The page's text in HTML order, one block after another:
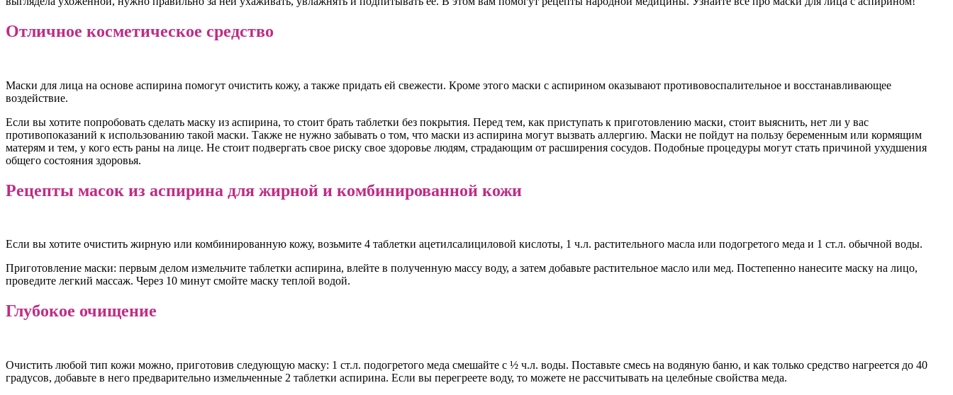
Отличное косметическое средство
Маски для лица на основе аспирина помогут очистить кожу, а также придать ей свежести. Кроме этого маски с аспирином оказывают противовоспалительное и восстанавливающее
воздействие.
Если вы хотите попробовать сделать маску из аспирина, то стоит брать таблетки без покрытия. Перед тем, как приступать к приготовлению маски, стоит выяснить, нет ли у вас
противопоказаний к использованию такой маски. Также не нужно забывать о том, что маски из аспирина могут вызвать аллергию. Маски не пойдут на пользу беременным или кормящим
матерям и тем, у кого есть раны на лице. Не стоит подвергать свое риску свое здоровье людям, страдающим от расширения сосудов. Подобные процедуры могут стать причиной ухудшения
общего состояния здоровья.
Рецепты масок из аспирина для жирной и комбинированной кожи
Если вы хотите очистить жирную или комбинированную кожу, возьмите 4 таблетки ацетилсалициловой кислоты, 1 ч.л. растительного масла или подогретого меда и 1 ст.л. обычной воды.
Приготовление маски: первым делом измельчите таблетки аспирина, влейте в полученную массу воду, а затем добавьте растительное масло или мед. Постепенно нанесите маску на лицо,
проведите легкий массаж. Через 10 минут смойте маску теплой водой.
Глубокое очищение
Очистить любой тип кожи можно, приготовив следующую маску: 1 ст.л. подогретого меда смешайте с ½ ч.л. воды. Поставьте смесь на водяную баню, и как только средство нагреется до 40
градусов, добавьте в него предварительно измельченные 2 таблетки аспирина. Если вы перегреете воду, то можете не рассчитывать на целебные свойства меда.